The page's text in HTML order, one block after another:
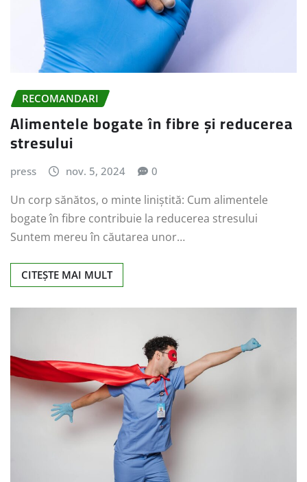
RECOMANDARI
Alimentele bogate în fibre și reducerea
stresului
press nov. 5, 2024 0
Un corp sănătos, o minte liniștită: Cum alimentele
bogate în fibre contribuie la reducerea stresului
Suntem mereu în căutarea unor…
CITEȘTE MAI MULT